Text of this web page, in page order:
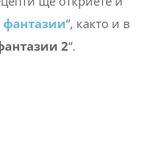
фантазии“, както и в
2“.